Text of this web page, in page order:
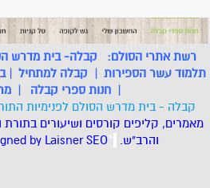
רשת אתרי הסולם: קבלה- בית מדרש
תלמוד עשר הספירות | קבלה למתחיל |
| חנות ספרי קבלה |
קבלה - בית מדרש הסולם לפנימיות
מאמרים, קליפים קורסים ושיעורים
והרב"ש. *
by LaisnerSEO